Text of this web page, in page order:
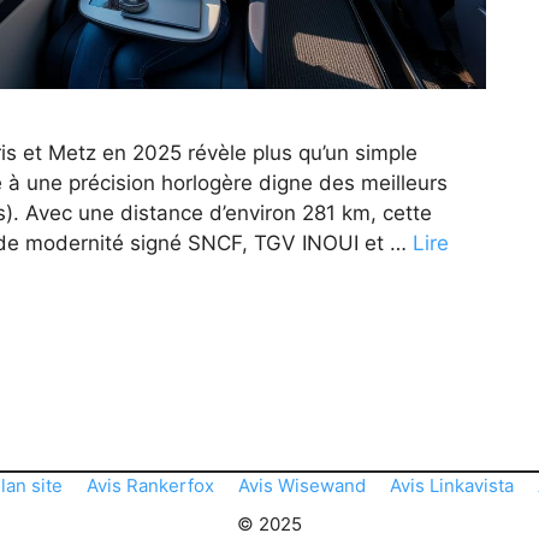
et Metz en 2025 révèle plus qu’un simple
une précision horlogère digne des meilleurs
Avec une distance d’environ 281 km, cette
modernité signé SNCF, TGV INOUI et … Lire
site Avis Rankerfox Avis Wisewand Avis Linkavista
© 2025